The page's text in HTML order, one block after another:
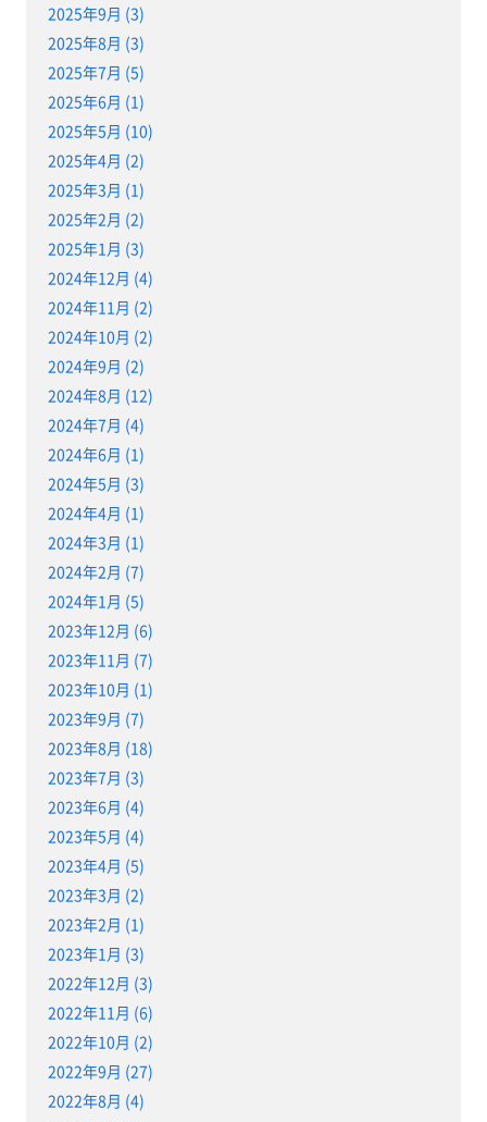
2025年9月 (3)
2025年8月 (3)
2025年7月 (5)
2025年6月 (1)
2025年5月 (10)
2025年4月 (2)
2025年3月 (1)
2025年2月 (2)
2025年1月 (3)
2024年12月 (4)
2024年11月 (2)
2024年10月 (2)
2024年9月 (2)
2024年8月 (12)
2024年7月 (4)
2024年6月 (1)
2024年5月 (3)
2024年4月 (1)
2024年3月 (1)
2024年2月 (7)
2024年1月 (5)
2023年12月 (6)
2023年11月 (7)
2023年10月 (1)
2023年9月 (7)
2023年8月 (18)
2023年7月 (3)
2023年6月 (4)
2023年5月 (4)
2023年4月 (5)
2023年3月 (2)
2023年2月 (1)
2023年1月 (3)
2022年12月 (3)
2022年11月 (6)
2022年10月 (2)
2022年9月 (27)
2022年8月 (4)